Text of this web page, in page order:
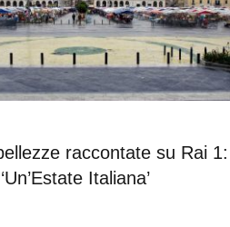
raccontate su Rai 1:
Italiana’